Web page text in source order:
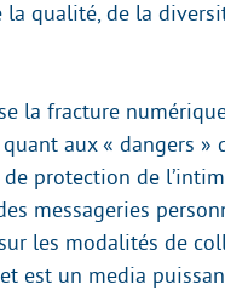
qualité, de la
la fracture
aux « dangers »
protection de
messageries
les modalités de
est un media